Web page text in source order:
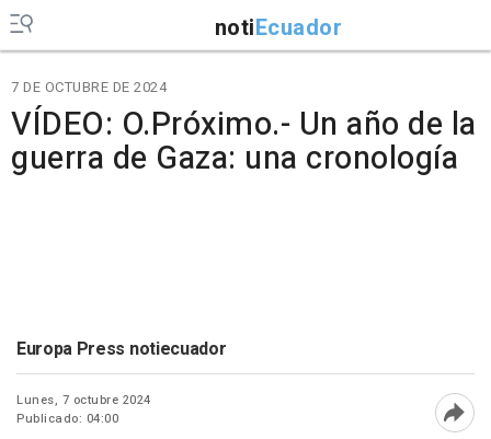
notiEcuador
7 DE OCTUBRE DE 2024
VÍDEO: O.Próximo.- Un año de la
guerra de Gaza: una cronología
Europa Press notiecuador
Lunes, 7 octubre 2024
Publicado: 04:00